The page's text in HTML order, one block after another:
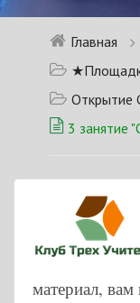
Главная
★Площадка
Открытие
3 занятие
материал,